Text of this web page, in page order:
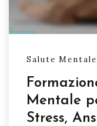
Salute
Mentale
Stress,